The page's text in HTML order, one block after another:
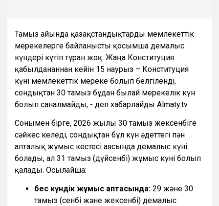
Тамыз айында қазақстандықтарды мемлекеттік
мерекелерге байланысты қосымша демалыс
күндері күтіп тұрған жоқ. Жаңа Конституция
қабылданғаннан кейін 15 наурыз – Конституция
күні мемлекеттік мереке болып белгіленді,
сондықтан 30 тамыз бұдан былай мерекелік күн
болып саналмайды, - деп хабарлайды Almaty.tv.
Сонымен бірге, 2026 жылғы 30 тамыз жексенбіге
сәйкес келеді, сондықтан бұл күн әдеттегі пән
апталық жұмыс кестесі аясында демалыс күні
болады, ал 31 тамыз (дүйсенбі) жұмыс күні болып
қалады. Осылайша:
бес күндік жұмыс аптасында: 29 және 30
тамыз (сенбі және жексенбі) демалыс